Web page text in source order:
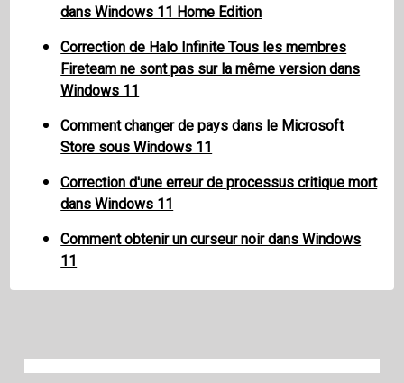
dans Windows 11 Home Edition
Correction de Halo Infinite Tous les membres
Fireteam ne sont pas sur la même version dans
Windows 11
Comment changer de pays dans le Microsoft
Store sous Windows 11
Correction d'une erreur de processus critique mort
dans Windows 11
Comment obtenir un curseur noir dans Windows
11